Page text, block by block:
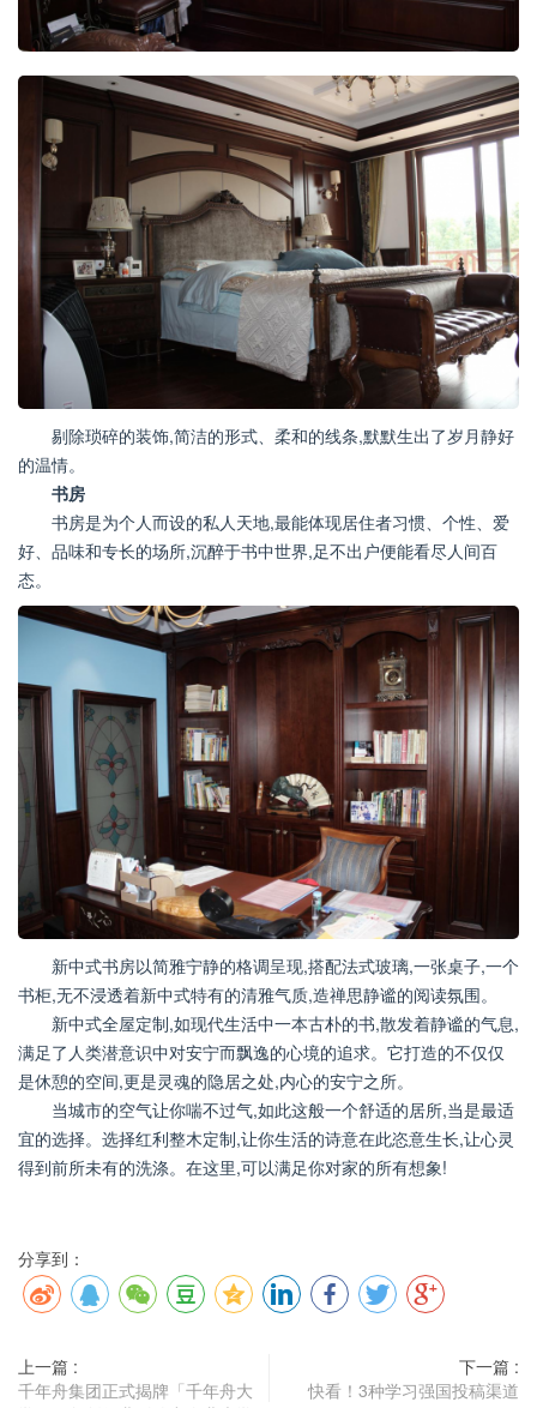
剔除琐碎的装饰,简洁的形式、柔和的线条,默默生出了岁月静好
的温情。
书房
书房是为个人而设的私人天地,最能体现居住者习惯、个性、爱
好、品味和专长的场所,沉醉于书中世界,足不出户便能看尽人间百
态。
新中式书房以简雅宁静的格调呈现,搭配法式玻璃,一张桌子,一个
书柜,无不浸透着新中式特有的清雅气质,造禅思静谧的阅读氛围。
新中式全屋定制,如现代生活中一本古朴的书,散发着静谧的气息,
满足了人类潜意识中对安宁而飘逸的心境的追求。它打造的不仅仅
是休憩的空间,更是灵魂的隐居之处,内心的安宁之所。
当城市的空气让你喘不过气,如此这般一个舒适的居所,当是最适
宜的选择。选择红利整木定制,让你生活的诗意在此恣意生长,让心灵
得到前所未有的洗涤。在这里,可以满足你对家的所有想象!
分享到：
上一篇 :
千年舟集团正式揭牌「千年舟大
下一篇 :
快看！3种学习强国投稿渠道